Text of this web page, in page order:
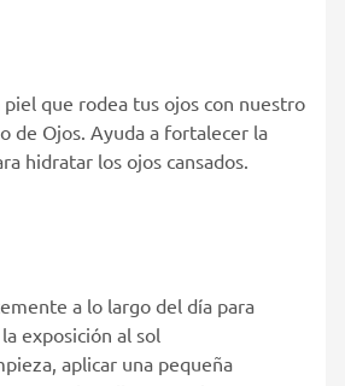
piel que rodea tus ojos con nuestro
de Ojos. Ayuda a fortalecer la
hidratar los ojos cansados.
a lo largo del día para
exposición al sol
aplicar una pequeña